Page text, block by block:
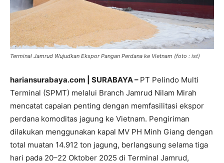
Terminal Jamrud Wujudkan Ekspor Pangan Perdana ke Vietnam (foto : ist)
hariansurabaya.com | SURABAYA – PT Pelindo Multi
Terminal (SPMT) melalui Branch Jamrud Nilam Mirah
mencatat capaian penting dengan memfasilitasi ekspor
perdana komoditas jagung ke Vietnam. Pengiriman
dilakukan menggunakan kapal MV PH Minh Giang dengan
total muatan 14.912 ton jagung, berlangsung selama tiga
hari pada 20–22 Oktober 2025 di Terminal Jamrud,